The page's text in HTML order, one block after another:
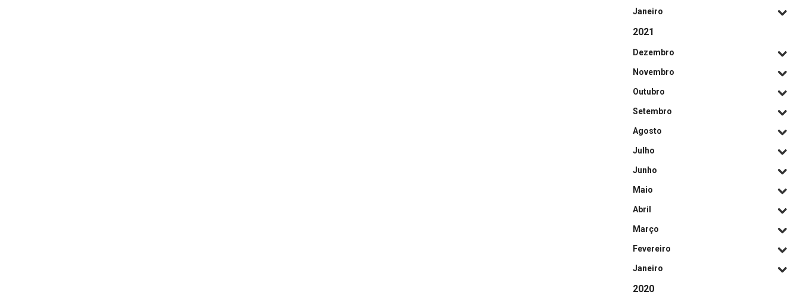
Janeiro
2021
Dezembro
Novembro
Outubro
Setembro
Agosto
Julho
Junho
Maio
Abril
Março
Fevereiro
Janeiro
2020